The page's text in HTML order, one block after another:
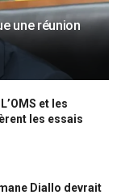
une réunion
L’OMS et les
les essais
Diallo devrait